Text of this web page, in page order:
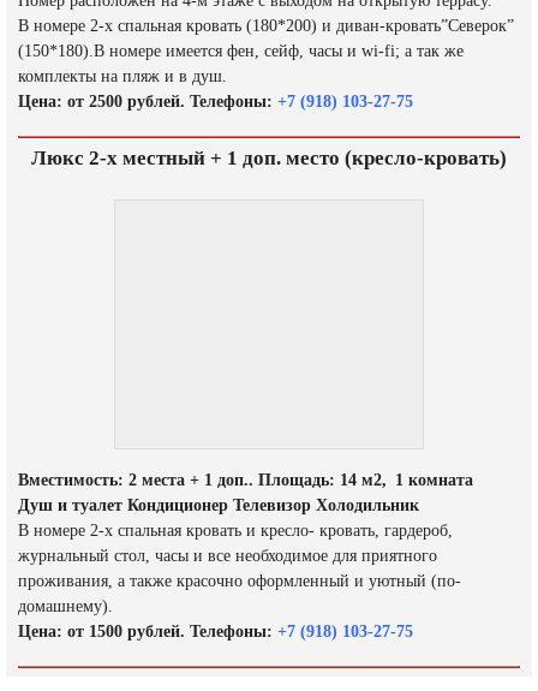
В номере 2-х спальная кровать (180*200) и диван-кровать”Северок”
(150*180).В номере имеется фен, сейф, часы и wi-fi; а так же
комплекты на пляж и в душ.
Цена: от 2500 рублей. Телефоны: +7 (918) 103-27-75
Люкс 2-х местный + 1 доп. место (кресло-кровать)
Вместимость: 2 места + 1 доп.. Площадь: 14 м2, 1 комната
Душ и туалет Кондиционер Телевизор Холодильник
В номере 2-х спальная кровать и кресло- кровать, гардероб,
журнальный стол, часы и все необходимое для приятного
проживания, а также красочно оформленный и уютный (по-
домашнему).
Цена: от 1500 рублей. Телефоны: +7 (918) 103-27-75